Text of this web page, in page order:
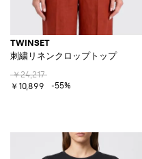
TWINSET
刺繍リネンクロップトップ
￥24,217
￥10,899
-55%